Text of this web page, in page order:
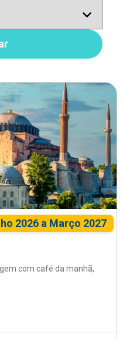
2026 a Março 2027
com café da manhã,